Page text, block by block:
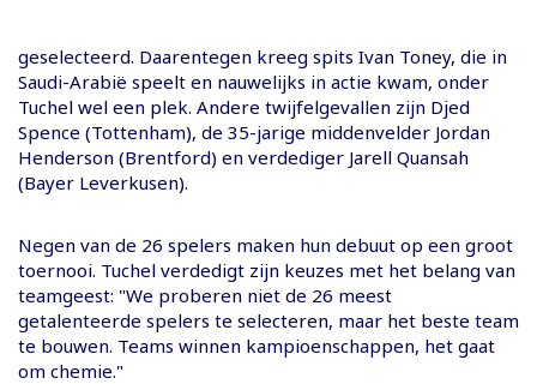
geselecteerd. Daarentegen kreeg spits Ivan Toney, die in
Saudi-Arabië speelt en nauwelijks in actie kwam, onder
Tuchel wel een plek. Andere twijfelgevallen zijn Djed
Spence (Tottenham), de 35-jarige middenvelder Jordan
Henderson (Brentford) en verdediger Jarell Quansah
(Bayer Leverkusen).
Negen van de 26 spelers maken hun debuut op een groot
toernooi. Tuchel verdedigt zijn keuzes met het belang van
teamgeest: "We proberen niet de 26 meest
getalenteerde spelers te selecteren, maar het beste team
te bouwen. Teams winnen kampioenschappen, het gaat
om chemie."